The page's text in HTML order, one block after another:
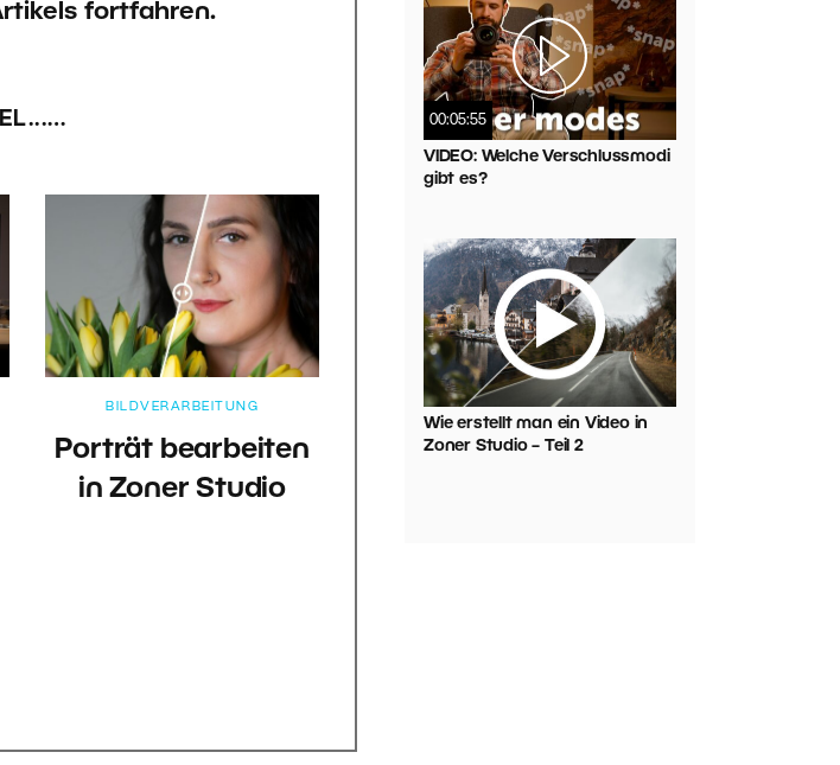
fortfahren.
BILDVERARBEITUNG
Porträt bearbeiten
in Zoner Studio
00:05:55
VIDEO: Welche Verschlussmodi
gibt es?
Wie erstellt man ein Video in
Zoner Studio – Teil 2